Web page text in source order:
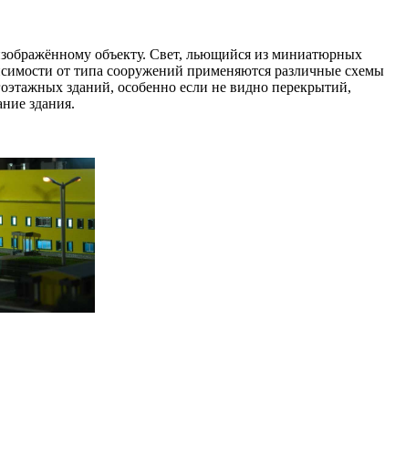
объекту. Свет, льющийся из миниатюрных
от типа сооружений применяются различные схемы
зданий, особенно если не видно перекрытий,
здания.